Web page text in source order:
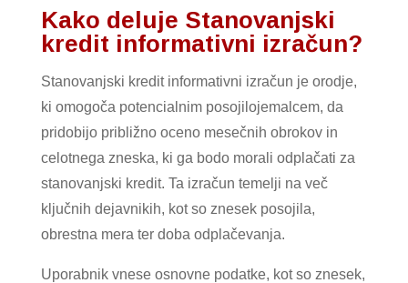
Kako deluje Stanovanjski
kredit informativni izračun?
Stanovanjski kredit informativni izračun je orodje,
ki omogoča potencialnim posojilojemalcem, da
pridobijo približno oceno mesečnih obrokov in
celotnega zneska, ki ga bodo morali odplačati za
stanovanjski kredit. Ta izračun temelji na več
ključnih dejavnikih, kot so znesek posojila,
obrestna mera ter doba odplačevanja.
Uporabnik vnese osnovne podatke, kot so znesek,